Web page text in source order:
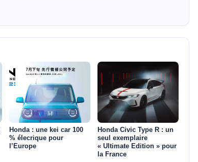
Honda : une kei car 100
% élecrique pour
l’Europe
Honda Civic Type R : un
seul exemplaire
« Ultimate Edition » pour
la France